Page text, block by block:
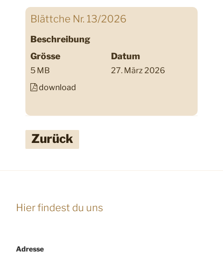
Blättche Nr. 13/2026
Beschreibung
Grösse
5 MB
Datum
27. März 2026
download
Zurück
Hier findest du uns
Adresse